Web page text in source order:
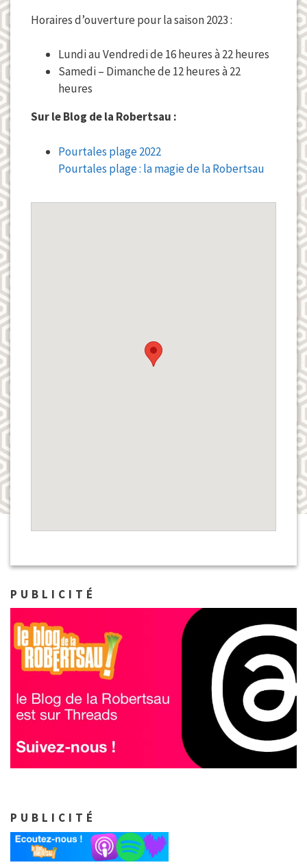
Horaires d’ouverture pour la saison 2023 :
Lundi au Vendredi de 16 heures à 22 heures
Samedi – Dimanche de 12 heures à 22
heures
Sur le Blog de la Robertsau :
Pourtales plage 2022
Pourtales plage : la magie de la Robertsau
PUBLICITÉ
PUBLICITÉ